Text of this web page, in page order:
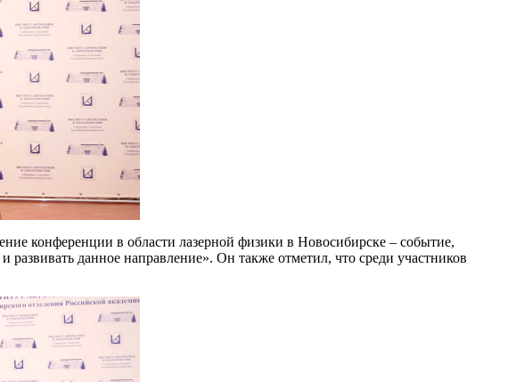
конференции в области лазерной физики в Новосибирске – событие,
данное направление». Он также отметил, что среди участников